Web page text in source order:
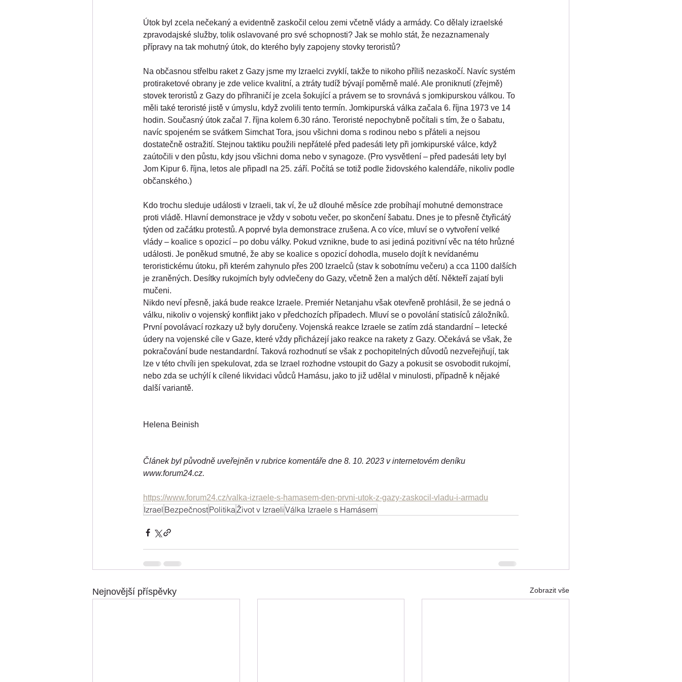
Útok byl zcela nečekaný a evidentně zaskočil celou zemi včetně vlády a armády. Co dělaly izraelské
zpravodajské služby, tolik oslavované pro své schopnosti? Jak se mohlo stát, že nezaznamenaly
přípravy na tak mohutný útok, do kterého byly zapojeny stovky teroristů?
Na občasnou střelbu raket z Gazy jsme my Izraelci zvyklí, takže to nikoho příliš nezaskočí. Navíc systém
protiraketové obrany je zde velice kvalitní, a ztráty tudíž bývají poměrně malé. Ale proniknutí (zřejmě)
stovek teroristů z Gazy do příhraničí je zcela šokující a právem se to srovnává s jomkipurskou válkou. To
měli také teroristé jistě v úmyslu, když zvolili tento termín. Jomkipurská válka začala 6. října 1973 ve 14
hodin. Současný útok začal 7. října kolem 6.30 ráno. Teroristé nepochybně počítali s tím, že o šabatu,
navíc spojeném se svátkem Simchat Tora, jsou všichni doma s rodinou nebo s přáteli a nejsou
dostatečně ostražití. Stejnou taktiku použili nepřátelé před padesáti lety při jomkipurské válce, když
zaútočili v den půstu, kdy jsou všichni doma nebo v synagoze. (Pro vysvětlení – před padesáti lety byl
Jom Kipur 6. října, letos ale připadl na 25. září. Počítá se totiž podle židovského kalendáře, nikoliv podle
občanského.)
Kdo trochu sleduje události v Izraeli, tak ví, že už dlouhé měsíce zde probíhají mohutné demonstrace
proti vládě. Hlavní demonstrace je vždy v sobotu večer, po skončení šabatu. Dnes je to přesně čtyřicátý
týden od začátku protestů. A poprvé byla demonstrace zrušena. A co více, mluví se o vytvoření velké
vlády – koalice s opozicí – po dobu války. Pokud vznikne, bude to asi jediná pozitivní věc na této hrůzné
události. Je poněkud smutné, že aby se koalice s opozicí dohodla, muselo dojít k nevídanému
teroristickému útoku, při kterém zahynulo přes 200 Izraelců (stav k sobotnímu večeru) a cca 1100 dalších
je zraněných. Desítky rukojmích byly odvlečeny do Gazy, včetně žen a malých dětí. Někteří zajatí byli
mučeni.
Nikdo neví přesně, jaká bude reakce Izraele. Premiér Netanjahu však otevřeně prohlásil, že se jedná o
válku, nikoliv o vojenský konflikt jako v předchozích případech. Mluví se o povolání statisíců záložníků.
První povolávací rozkazy už byly doručeny. Vojenská reakce Izraele se zatím zdá standardní – letecké
údery na vojenské cíle v Gaze, které vždy přicházejí jako reakce na rakety z Gazy. Očekává se však, že
pokračování bude nestandardní. Taková rozhodnutí se však z pochopitelných důvodů nezveřejňují, tak
lze v této chvíli jen spekulovat, zda se Izrael rozhodne vstoupit do Gazy a pokusit se osvobodit rukojmí,
nebo zda se uchýlí k cílené likvidaci vůdců Hamásu, jako to již udělal v minulosti, případně k nějaké
další variantě.
Helena Beinish
Článek byl původně uveřejněn v rubrice komentáře dne 8. 10. 2023 v internetovém deníku
www.forum24.cz.
https://www.forum24.cz/valka-izraele-s-hamasem-den-prvni-utok-z-gazy-zaskocil-vladu-i-armadu
Izrael BezpečnostPolitikaŽivot v IzraeliVálka Izraele s Hamásem
Nejnovější příspěvky Zobrazit vše